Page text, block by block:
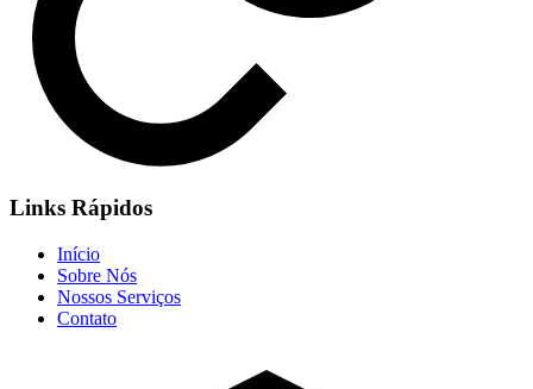
Links Rápidos
Início
Sobre Nós
Nossos Serviços
Contato